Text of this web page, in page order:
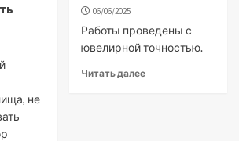
не
06/06/2025
Работы проведены с
ювелирной точностью.
Читать далее